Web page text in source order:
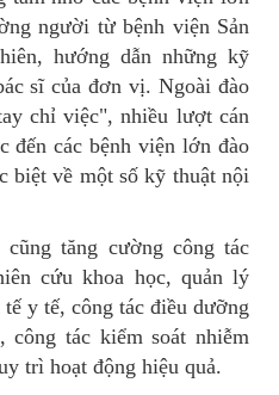
người từ bệnh viện Sản
hướng dẫn những kỹ
sĩ của đơn vị. Ngoài đào
chỉ việc", nhiều lượt cán
đến các bệnh viện lớn đào
biệt về một số kỹ thuật nội
tăng cường công tác
cứu khoa học, quản lý
y tế, công tác điều dưỡng
công tác kiểm soát nhiễm
trì hoạt động hiệu quả.